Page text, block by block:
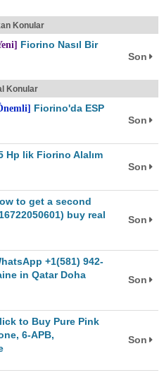
Konular
Fiorino Nasıl Bir
Son
Konular
Fiorino'da ESP
Son
Hp lik Fiorino Alalım
Son
to get a second
buy real
Son
+1(581) 942-
in Qatar Doha
Son
to Buy Pure Pink
6-APB,
Son